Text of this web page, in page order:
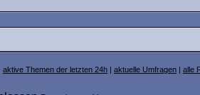
aktive Themen der letzten 24h | aktuelle Umfragen | alle